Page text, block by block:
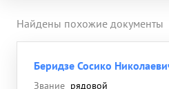
Найдены похожие документы
Беридзе Сосико
Звание рядовой